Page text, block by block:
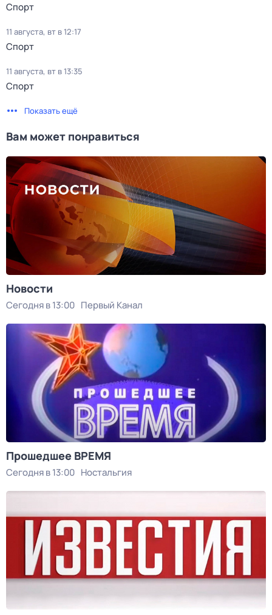
Спорт
11 августа, вт в 12:17
Спорт
11 августа, вт в 13:35
Спорт
Показать ещё
Вам может понравиться
Новости
Сегодня в 13:00 Первый Канал
Прошедшее ВРЕМЯ
Сегодня в 13:00 Ностальгия